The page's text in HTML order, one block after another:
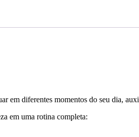
em diferentes momentos do seu dia,
em uma rotina completa: